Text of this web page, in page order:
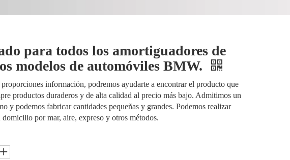
para todos los amortiguadores de
modelos de automóviles BMW.
proporciones información, podremos ayudarte a encontrar el producto que
productos duraderos y de alta calidad al precio más bajo. Admitimos un
y podemos fabricar cantidades pequeñas y grandes. Podemos realizar
domicilio por mar, aire, expreso y otros métodos.